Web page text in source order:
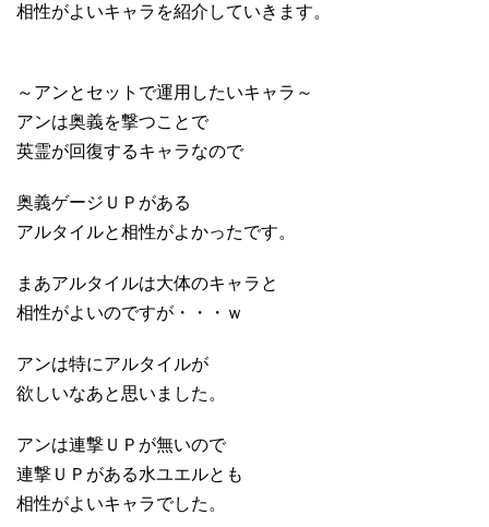
相性がよいキャラを紹介していきます。
～アンとセットで運用したいキャラ～
アンは奥義を撃つことで
英霊が回復するキャラなので
奥義ゲージＵＰがある
アルタイルと相性がよかったです。
まあアルタイルは大体のキャラと
相性がよいのですが・・・ｗ
アンは特にアルタイルが
欲しいなあと思いました。
アンは連撃ＵＰが無いので
連撃ＵＰがある水ユエルとも
相性がよいキャラでした。